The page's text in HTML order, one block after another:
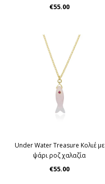
€55.00
Under Water Treasure Κολιέ με
ψάρι ροζ χαλαζία
€55.00